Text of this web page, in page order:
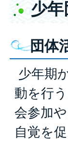
少
団体
少年期
動を行
会参加
自覚を